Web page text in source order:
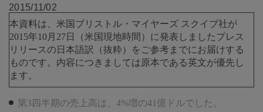
2015/11/02
本資料は、米国ブリストル・マイヤーズ スクイブ社が
2015年10月27日（米国現地時間）に発表しましたプレス
リリースの日本語訳（抜粋）をご参考までにお届けする
ものです。内容につきましては原本である英文が優先し
ます。
第3四半期の売上高は、4%増の41億ドルでした。